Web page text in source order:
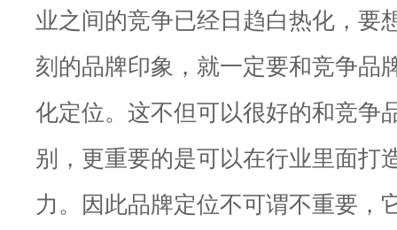
业之间的竞争已经日趋白热化，要
刻的品牌印象，就一定要和竞争品
化定位。这不但可以很好的和竞争
别，更重要的是可以在行业里面打
力。因此品牌定位不可谓不重要，